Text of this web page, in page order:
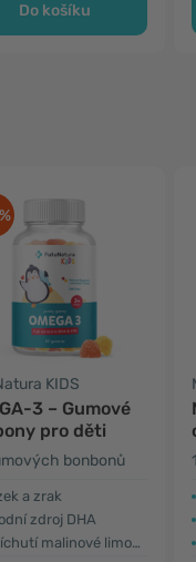
Do košíku
KIDS
3 – Gumové
pro děti
bonbonů
a zrak
zdroj DHA
malinové limonády